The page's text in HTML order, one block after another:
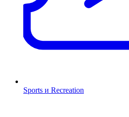
Sports и Recreation